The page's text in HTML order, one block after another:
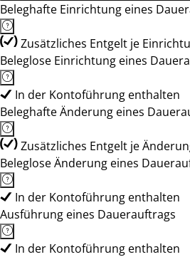
Beleghafte Einrichtung eines
Zusätzliches Entgelt je
Beleglose Einrichtung eines
In der Kontoführung enthalten
Beleghafte Änderung eines
Zusätzliches Entgelt je
Beleglose Änderung eines
In der Kontoführung enthalten
Ausführung eines Dauerauftrags
In der Kontoführung enthalten